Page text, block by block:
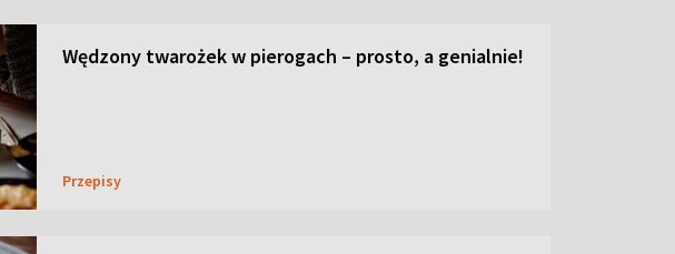
Wędzony twarożek w pierogach – prosto, a genialnie!
Przepisy